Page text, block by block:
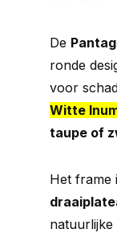
De
ronde
voor
Witte
taupe of
Het frame
natuurlijke